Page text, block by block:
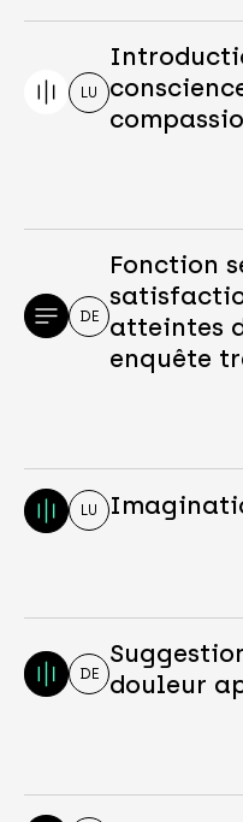
LU
DE
Fonction
atteintes
enquête
LU
DE
douleur